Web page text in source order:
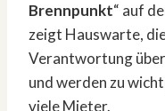
Brennpunkt“ auf
zeigt Hauswarte,
Verantwortung
und werden zu
viele Mieter.